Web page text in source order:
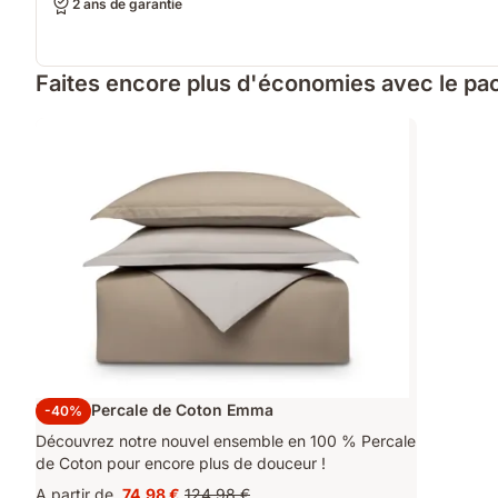
2 ans de garantie
Faites encore plus d'économies avec le
-40%
Parure Percale de Coton Emma
Découvrez notre nouvel ensemble en 100 % Percale
de Coton pour encore plus de douceur !
A partir de 74,98 € 124,98 €